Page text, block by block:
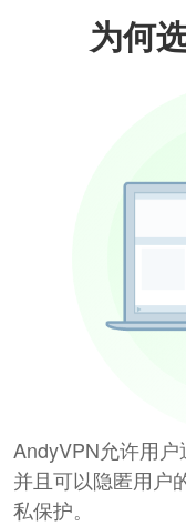
为何
AndyVPN允许用户
并且可以隐匿用户
私保护。